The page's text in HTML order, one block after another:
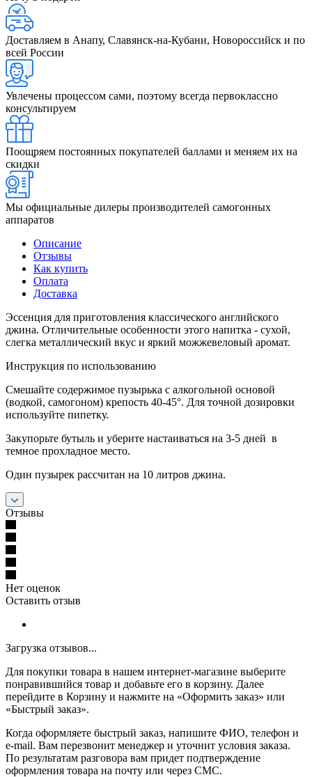
Доставляем в Анапу, Славянск-на-Кубани, Новороссийск и по
всей России
Увлечены процессом сами, поэтому всегда первоклассно
консультируем
Поощряем постоянных покупателей баллами и меняем их на
скидки
Мы официальные дилеры производителей самогонных
аппаратов
Описание
Отзывы
Как купить
Оплата
Доставка
Эссенция для приготовления классического английского
джина. Отличительные особенности этого напитка - сухой,
слегка металлический вкус и яркий можжевеловый аромат.
Инструкция по использованию
Смешайте содержимое пузырька с алкогольной основой
(водкой, самогоном) крепость 40-45°. Для точной дозировки
используйте пипетку.
Закупорьте бутыль и уберите настаиваться на 3-5 дней в
темное прохладное место.
Один пузырек рассчитан на 10 литров джина.
Отзывы
Нет оценок
Оставить отзыв
Загрузка отзывов...
Для покупки товара в нашем интернет-магазине выберите
понравившийся товар и добавьте его в корзину. Далее
перейдите в Корзину и нажмите на «Оформить заказ» или
«Быстрый заказ».
Когда оформляете быстрый заказ, напишите ФИО, телефон и
e-mail. Вам перезвонит менеджер и уточнит условия заказа.
По результатам разговора вам придет подтверждение
оформления товара на почту или через СМС.